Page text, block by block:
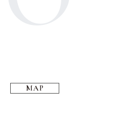
MAP